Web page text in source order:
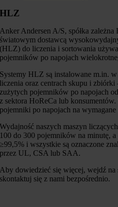
HLZ
Anker Andersen A/S, spółka
światowym dostawcą
(HLZ) do liczenia i sortowania
pojemników po napojach
Systemy HLZ są instalowane m.in.
liczenia oraz centrach skupu i zbiórki
zużytych pojemników po napojach
z sektora HoReCa lub
pojemniki po napojach na wymagane
Wydajność naszych maszyn
100 do 300 pojemników na minutę, a
≥99,5% i wszystkie są oznaczone
przez UL, CSA lub SAA.
Aby dowiedzieć się więcej, wejdź na
skontaktuj się z nami bezpośrednio.